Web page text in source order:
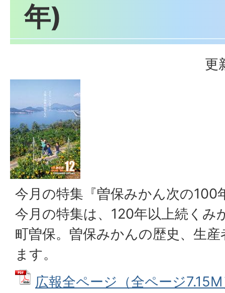
年)
更
今月の特集『曽保みかん次の100
今月の特集は、120年以上続くみ
町曽保。曽保みかんの歴史、生
ます。
広報全ページ（全ページ